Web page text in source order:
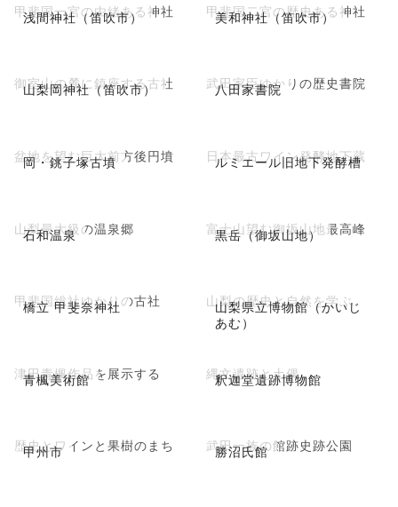
浅間神社（笛吹市）
甲斐国一宮の由緒ある神社 美和神社（笛吹市）
甲斐国二宮の歴史ある神社
山梨岡神社（笛吹市）
御室山の麓に鎮座する古社 八田家書院
武田家臣ゆかりの歴史書院
岡・銚子塚古墳
盆地を望む巨大前方後円墳 ルミエール旧地下発酵槽
日本最古ワイン発酵地下蔵
石和温泉
山梨最大級の温泉郷 黒岳（御坂山地）
富士山望む御坂山地最高峰
橋立 甲斐奈神社
甲斐国総社ゆかりの古社
山梨県立博物館（かいじ
あむ）
山梨の歴史と自然を学ぶ
青楓美術館
津田青楓作品を展示する 釈迦堂遺跡博物館
縄文遺跡と土偶
甲州市
歴史とワインと果樹のまち 勝沼氏館
武田一族の館跡史跡公園